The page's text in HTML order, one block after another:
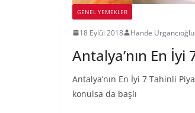
GENEL YEMEKLER
18 Eylül 2018 Hande
Antalya’nın En İyi
Antalya’nın En İyi 7 Tahinli
konulsa da başlı